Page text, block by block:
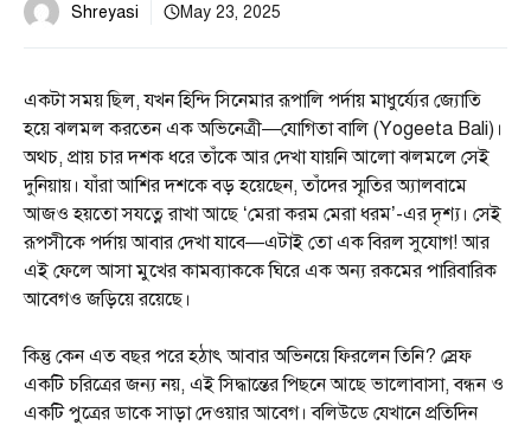
Shreyasi May 23, 2025
একটা সময় ছিল, যখন হিন্দি সিনেমার রূপালি পর্দায় মাধুর্য্যের জ্যোতি
হয়ে ঝলমল করতেন এক অভিনেত্রী—যোগিতা বালি (Yogeeta Bali)।
অথচ, প্রায় চার দশক ধরে তাঁকে আর দেখা যায়নি আলো ঝলমলে সেই
দুনিয়ায়। যাঁরা আশির দশকে বড় হয়েছেন, তাঁদের স্মৃতির অ্যালবামে
আজও হয়তো সযত্নে রাখা আছে ‘মেরা করম মেরা ধরম’-এর দৃশ্য। সেই
রূপসীকে পর্দায় আবার দেখা যাবে—এটাই তো এক বিরল সুযোগ! আর
এই ফেলে আসা মুখের কামব্যাককে ঘিরে এক অন্য রকমের পারিবারিক
আবেগও জড়িয়ে রয়েছে।
কিন্তু কেন এত বছর পরে হঠাৎ আবার অভিনয়ে ফিরলেন তিনি? স্রেফ
একটি চরিত্রের জন্য নয়, এই সিদ্ধান্তের পিছনে আছে ভালোবাসা, বন্ধন ও
একটি পুত্রের ডাকে সাড়া দেওয়ার আবেগ। বলিউডে যেখানে প্রতিদিন